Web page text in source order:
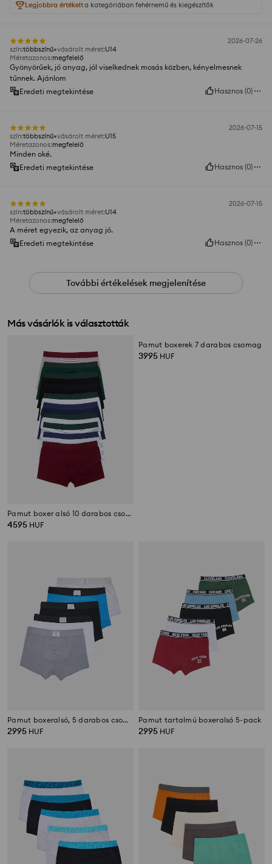
Legjobbra értékelta kategóriában fehérnemű és kiegészítők
2026-07-26
szín:többszínű vásárolt méret:U14
Méretazonos:megfelelő
Gyönyörűek, jó anyag, jól viselkednek mosás közben, kényelmesnek
tűnnek. Ajánlom
Eredeti megtekintése
Hasznos (0)
2026-07-15
szín:többszínű vásárolt méret:U15
Méretazonos:megfelelő
Minden oké.
Eredeti megtekintése
Hasznos (0)
2026-07-15
szín:többszínű vásárolt méret:U14
Méretazonos:megfelelő
A méret egyezik, az anyag jó.
Eredeti megtekintése
Hasznos (0)
További értékelések megjelenítése
Más vásárlók is választották
Pamut boxer alsó 10 darabos csomag
4595 HUF
Pamut boxeralsó, 5 darabos csomag
2995 HUF
Pamut tartalmú boxeralsó 5-pack
2995 HUF